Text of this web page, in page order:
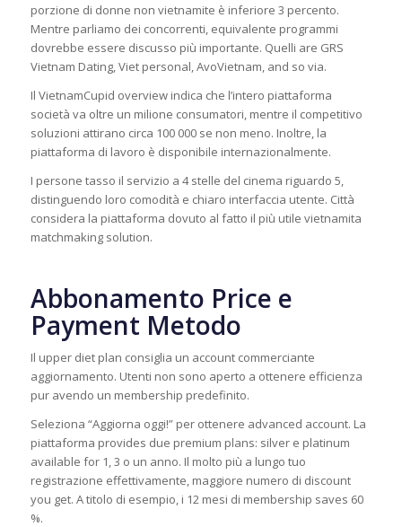
porzione di donne non vietnamite è inferiore 3 percento.
Mentre parliamo dei concorrenti, equivalente programmi
dovrebbe essere discusso più importante. Quelli are GRS
Vietnam Dating, Viet personal, AvoVietnam, and so via.
Il VietnamCupid overview indica che l’intero piattaforma
società va oltre un milione consumatori, mentre il competitivo
soluzioni attirano circa 100 000 se non meno. Inoltre, la
piattaforma di lavoro è disponibile internazionalmente.
I persone tasso il servizio a 4 stelle del cinema riguardo 5,
distinguendo loro comodità e chiaro interfaccia utente. Città
considera la piattaforma dovuto al fatto il più utile vietnamita
matchmaking solution.
Abbonamento Price e
Payment Metodo
Il upper diet plan consiglia un account commerciante
aggiornamento. Utenti non sono aperto a ottenere efficienza
pur avendo un membership predefinito.
Seleziona “Aggiorna oggi!” per ottenere advanced account. La
piattaforma provides due premium plans: silver e platinum
available for 1, 3 o un anno. Il molto più a lungo tuo
registrazione effettivamente, maggiore numero di discount
you get. A titolo di esempio, i 12 mesi di membership saves 60
%.